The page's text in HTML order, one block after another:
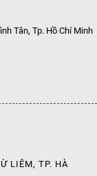
Tân, Tp. Hồ Chí Minh
LIÊM, TP. HÀ